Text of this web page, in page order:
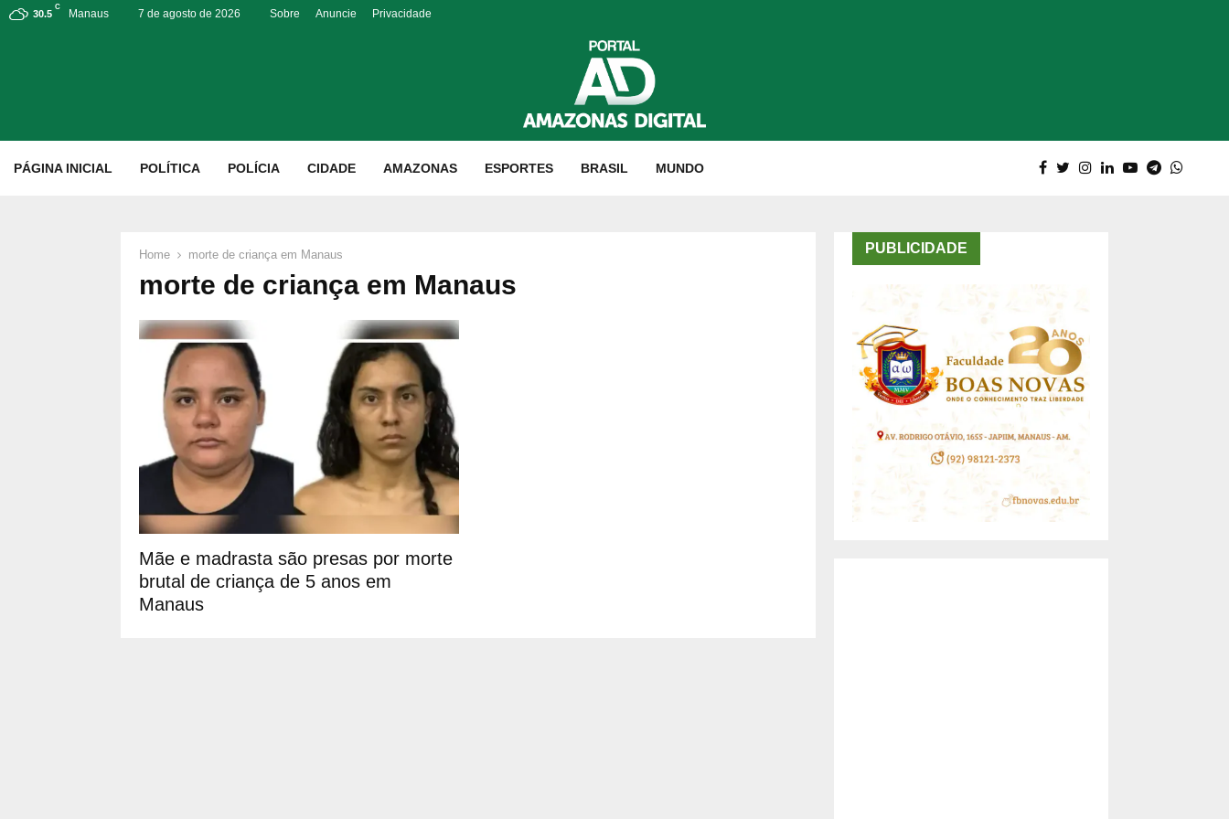
30.5
C
Manaus 7 de agosto de 2026 Sobre Anuncie Privacidade
PÁGINA INICIAL POLÍTICA POLÍCIA CIDADE AMAZONAS ESPORTES BRASIL MUNDO
Home morte de criança em Manaus
morte de criança em Manaus
Mãe e madrasta são presas por morte
brutal de criança de 5 anos em
Manaus
PUBLICIDADE